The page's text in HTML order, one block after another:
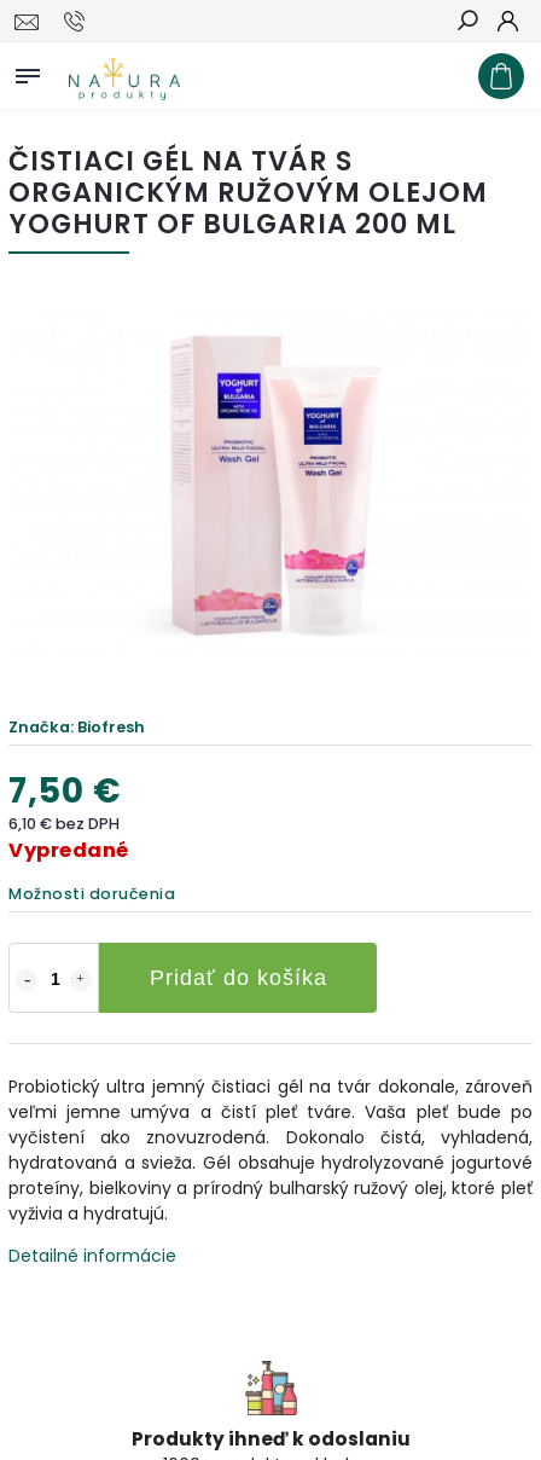
Hľadať
ČISTIACI GÉL NA TVÁR S
ORGANICKÝM RUŽOVÝM OLEJOM
YOGHURT OF BULGARIA 200 ML
Značka: Biofresh
7,50 €
6,10 € bez DPH
Vypredané
Možnosti doručenia
Pridať do košíka
Probiotický ultra jemný čistiaci gél na tvár dokonale, zároveň
veľmi jemne umýva a čistí pleť tváre. Vaša pleť bude po
vyčistení ako znovuzrodená. Dokonalo čistá, vyhladená,
hydratovaná a svieža. Gél obsahuje hydrolyzované jogurtové
proteíny, bielkoviny a prírodný bulharský ružový olej, ktoré pleť
vyživia a hydratujú.
Detailné informácie
Produkty ihneď k odoslaniu